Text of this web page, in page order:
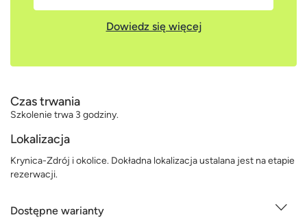
Dowiedz się więcej
Czas trwania
Szkolenie trwa 3 godziny.
Lokalizacja
Krynica-Zdrój i okolice. Dokładna lokalizacja ustalana jest na etapie
rezerwacji.
Dostępne warianty